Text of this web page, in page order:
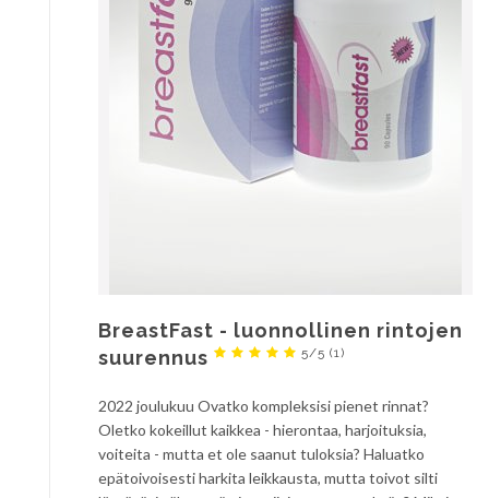
BreastFast - luonnollinen rintojen
suurennus
5/5 (1)
2022 joulukuu Ovatko kompleksisi pienet rinnat?
Oletko kokeillut kaikkea - hierontaa, harjoituksia,
voiteita - mutta et ole saanut tuloksia? Haluatko
epätoivoisesti harkita leikkausta, mutta toivot silti